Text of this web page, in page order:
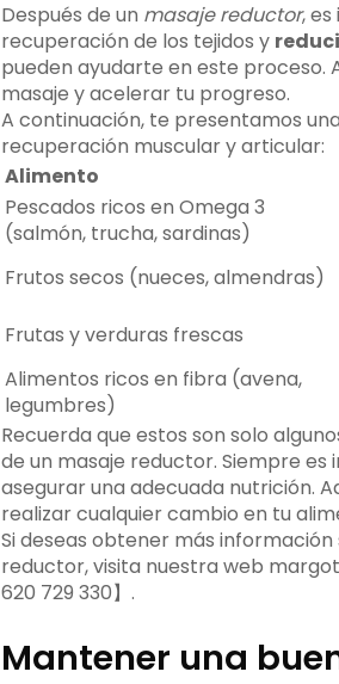
Después de un masaje reductor,
recuperación de los tejidos y
pueden ayudarte en este proceso.
masaje y acelerar tu progreso.
A continuación, te presentamos
recuperación muscular y articular:
Alimento
Pescados ricos en Omega 3
(salmón, trucha, sardinas)
Frutos secos (nueces, almendras)
Frutas y verduras frescas
Alimentos ricos en fibra (avena,
legumbres)
Recuerda que estos son solo
de un masaje reductor. Siempre
asegurar una adecuada nutrición.
realizar cualquier cambio en tu
Si deseas obtener más
reductor, visita nuestra web
620 729 330】.
Mantener una